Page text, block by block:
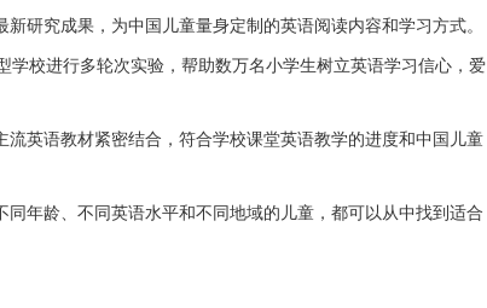
研究成果，为中国儿童量身定制的英语阅读内容和学习方式。
学校进行多轮次实验，帮助数万名小学生树立英语学习信心，爱
英语教材紧密结合，符合学校课堂英语教学的进度和中国儿童
年龄、不同英语水平和不同地域的儿童，都可以从中找到适合